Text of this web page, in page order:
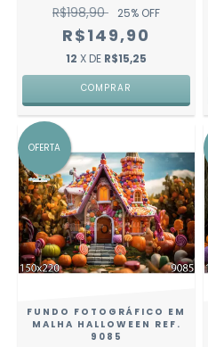
R$198,90 25% OFF
R$149,90
12 X DE R$15,25
COMPRAR
OFERTA
FUNDO FOTOGRÁFICO EM
MALHA HALLOWEEN REF.
9085